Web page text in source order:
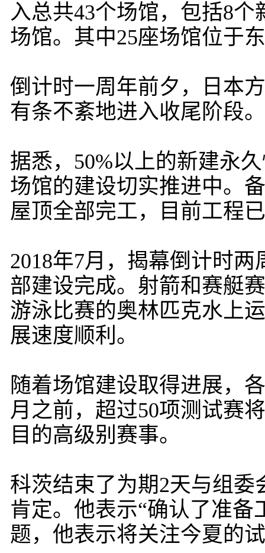
入总共43个场馆，包括8
场馆。其中25座场馆位于
倒计时一周年前夕，日本
有条不紊地进入收尾阶段。
据悉，50%以上的新建永
场馆的建设切实推进中。
屋顶全部完工，目前工程
2018年7月，揭幕倒计时
部建设完成。射箭和赛艇
游泳比赛的奥林匹克水上
展速度顺利。
随着场馆建设取得进展，
月之前，超过50项测试赛
目的高级别赛事。
科茨结束了为期2天与组
肯定。他表示“确认了准
题，他表示将关注今夏的